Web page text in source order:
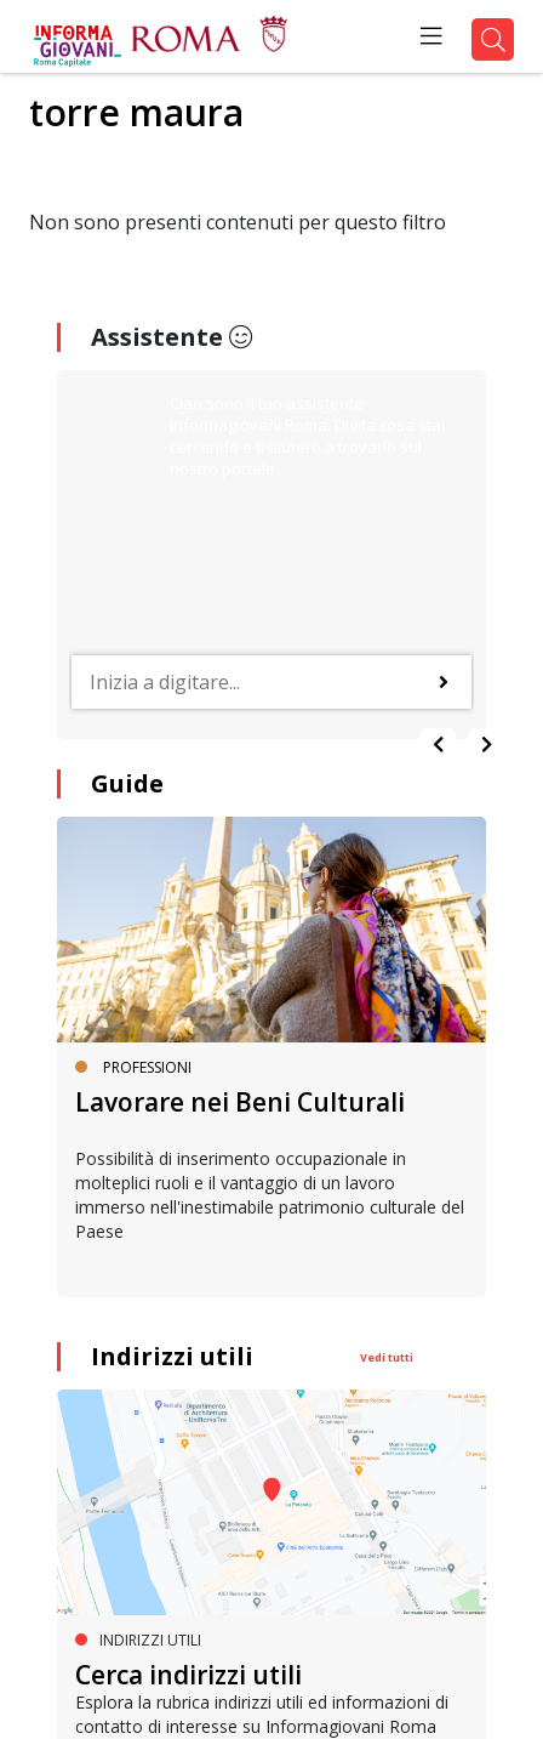
torre maura
Non sono presenti contenuti per questo filtro
Assistente
Guide
PROFESSIONI
Lavorare nei Beni Culturali
Possibilità di inserimento occupazionale in
molteplici ruoli e il vantaggio di un lavoro
immerso nell'inestimabile patrimonio culturale del
Paese
Indirizzi utili Vedi tutti
INDIRIZZI UTILI
Cerca indirizzi utili
Esplora la rubrica indirizzi utili ed informazioni di
contatto di interesse su Informagiovani Roma